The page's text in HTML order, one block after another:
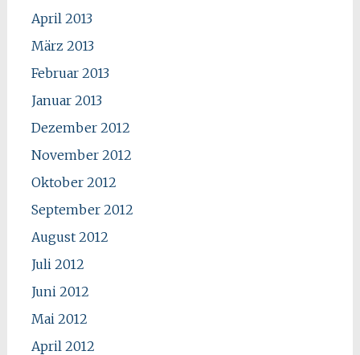
April 2013
März 2013
Februar 2013
Januar 2013
Dezember 2012
November 2012
Oktober 2012
September 2012
August 2012
Juli 2012
Juni 2012
Mai 2012
April 2012